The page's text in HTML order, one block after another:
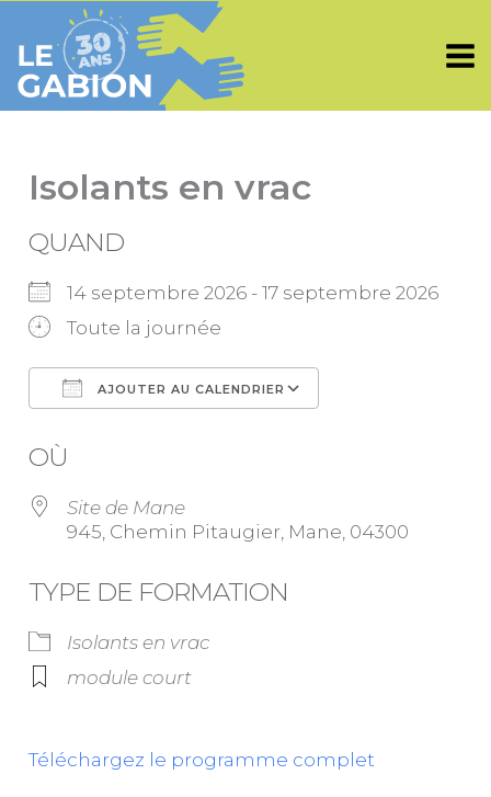
au
contenu
Isolants en vrac
QUAND
14 septembre 2026 - 17 septembre 2026
Toute la journée
AJOUTER AU CALENDRIER
OÙ
Site de Mane
945, Chemin Pitaugier, Mane, 04300
TYPE DE FORMATION
Isolants en vrac
module court
Téléchargez le programme complet